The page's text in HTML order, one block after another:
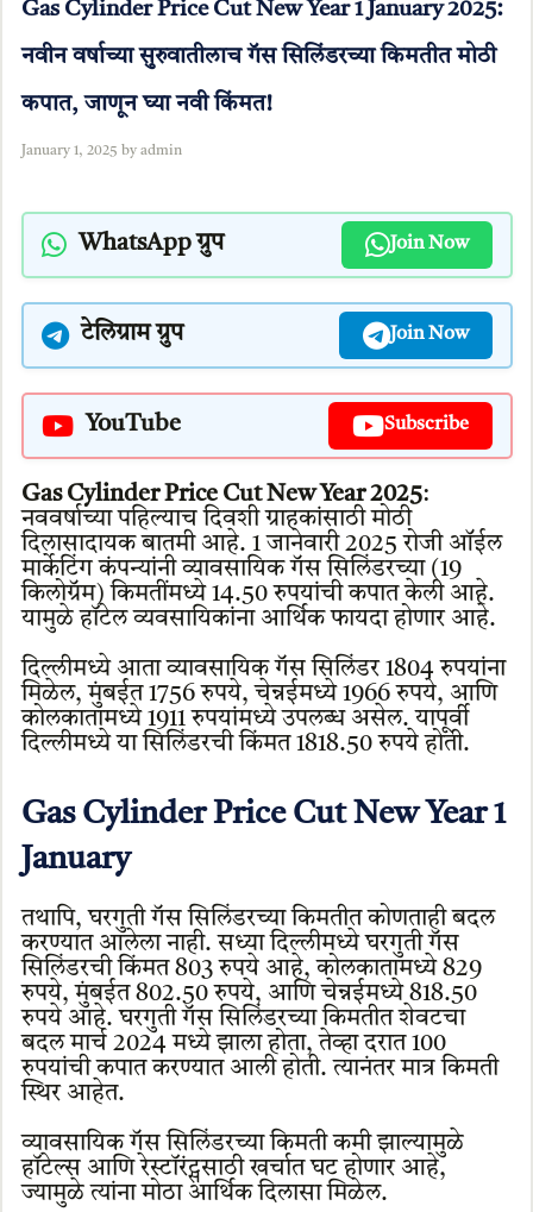
Gas Cylinder Price Cut New Year 1 January 2025:
नवीन वर्षाच्या सुरुवातीलाच गॅस सिलिंडरच्या किमतीत मोठी
कपात, जाणून घ्या नवी किंमत!
January 1, 2025 by admin
WhatsApp ग्रुप Join Now
टेलिग्राम ग्रुप Join Now
YouTube Subscribe
Gas Cylinder Price Cut New Year 2025:
नववर्षाच्या पहिल्याच दिवशी ग्राहकांसाठी मोठी
दिलासादायक बातमी आहे. 1 जानेवारी 2025 रोजी ऑईल
मार्केटिंग कंपन्यांनी व्यावसायिक गॅस सिलिंडरच्या (19
किलोग्रॅम) किमतींमध्ये 14.50 रुपयांची कपात केली आहे.
यामुळे हॉटेल व्यवसायिकांना आर्थिक फायदा होणार आहे.
दिल्लीमध्ये आता व्यावसायिक गॅस सिलिंडर 1804 रुपयांना
मिळेल, मुंबईत 1756 रुपये, चेन्नईमध्ये 1966 रुपये, आणि
कोलकातामध्ये 1911 रुपयांमध्ये उपलब्ध असेल. यापूर्वी
दिल्लीमध्ये या सिलिंडरची किंमत 1818.50 रुपये होती.
Gas Cylinder Price Cut New Year 1
January
तथापि, घरगुती गॅस सिलिंडरच्या किमतीत कोणताही बदल
करण्यात आलेला नाही. सध्या दिल्लीमध्ये घरगुती गॅस
सिलिंडरची किंमत 803 रुपये आहे, कोलकातामध्ये 829
रुपये, मुंबईत 802.50 रुपये, आणि चेन्नईमध्ये 818.50
रुपये आहे. घरगुती गॅस सिलिंडरच्या किमतीत शेवटचा
बदल मार्च 2024 मध्ये झाला होता, तेव्हा दरात 100
रुपयांची कपात करण्यात आली होती. त्यानंतर मात्र किमती
स्थिर आहेत.
व्यावसायिक गॅस सिलिंडरच्या किमती कमी झाल्यामुळे
हॉटेल्स आणि रेस्टॉरंट्ससाठी खर्चात घट होणार आहे,
ज्यामुळे त्यांना मोठा आर्थिक दिलासा मिळेल.